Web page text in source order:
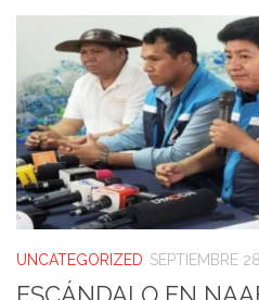
UNCATEGORIZED SEPTIEMBRE